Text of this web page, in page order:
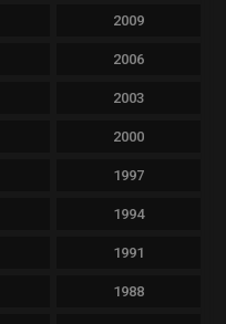
2009
2006
2003
2000
1997
1994
1991
1988